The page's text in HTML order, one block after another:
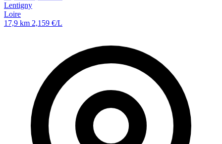
Lentigny
Loire
17,9 km 2,159 €/L